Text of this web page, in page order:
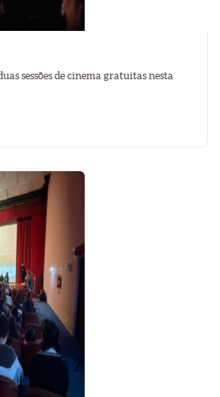
sessões de cinema gratuitas nesta